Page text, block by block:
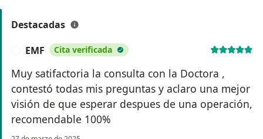
Destacadas
EMF Cita verificada
Muy satifactoria la consulta con la Doctora ,
contestó todas mis preguntas y aclaro una mejor
visión de que esperar despues de una operación,
recomendable 100%